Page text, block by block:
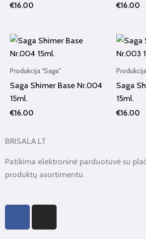
€16.00 €16.00
Produkcija "Saga"
Saga Shimer Base Nr.004
15ml.
€16.00
Saga
15ml.
€16.00
BRISALA.LT
Patikima elektroninė parduotuvė su
produktų asortimentu.